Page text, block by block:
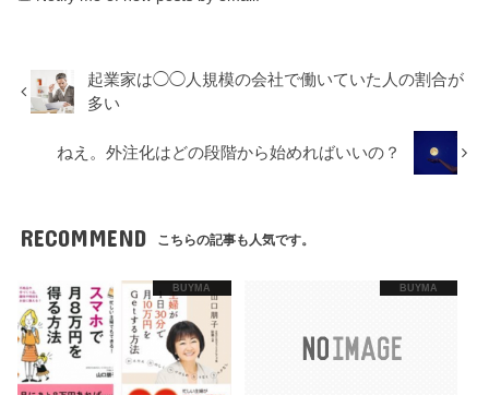
起業家は◯◯人規模の会社で働いていた人の割合が
多い
ねえ。外注化はどの段階から始めればいいの？
RECOMMEND こちらの記事も人気です。
BUYMA BUYMA